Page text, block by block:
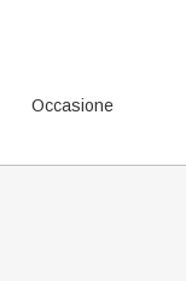
Occasione